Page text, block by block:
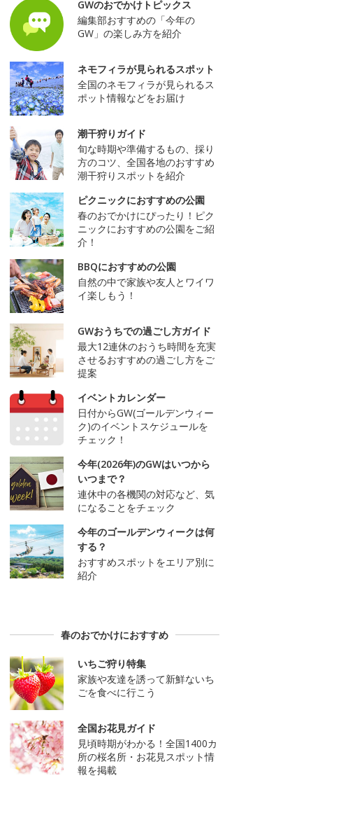
GWのおでかけトピックス
編集部おすすめの「今年の
GW」の楽しみ方を紹介
ネモフィラが見られるスポット
全国のネモフィラが見られるス
ポット情報などをお届け
潮干狩りガイド
旬な時期や準備するもの、採り
方のコツ、全国各地のおすすめ
潮干狩りスポットを紹介
ピクニックにおすすめの公園
春のおでかけにぴったり！ピク
ニックにおすすめの公園をご紹
介！
BBQにおすすめの公園
自然の中で家族や友人とワイワ
イ楽しもう！
GWおうちでの過ごし方ガイド
最大12連休のおうち時間を充実
させるおすすめの過ごし方をご
提案
イベントカレンダー
日付からGW(ゴールデンウィー
ク)のイベントスケジュールを
チェック！
今年(2026年)のGWはいつから
いつまで？
連休中の各機関の対応など、気
になることをチェック
今年のゴールデンウィークは何
する？
おすすめスポットをエリア別に
紹介
春のおでかけにおすすめ
いちご狩り特集
家族や友達を誘って新鮮ないち
ごを食べに行こう
全国お花見ガイド
見頃時期がわかる！全国1400カ
所の桜名所・お花見スポット情
報を掲載